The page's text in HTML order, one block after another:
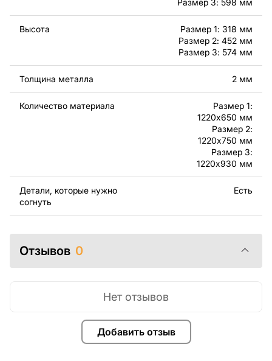
готовых изделий, изготовленных по этим чертежам.
Подчеркиваем, что перепродажа и распространение
этих оригинальных или отредактированных файлов
текст, изображение, логотип вашей компании или
нужно, чтобы мы выполнили индивидуальный чертеж
изделия из металла для вас, пожалуйста, свяжитесь
Если у вас остались вопросы или вам нужна помощь,
свяжитесь с нами в любое время, мы всегда готовы
помочь.
Размер 3: 598 мм
Высота
Размер 1: 318 мм
Размер 2: 452 мм
Размер 3: 574 мм
Толщина металла 2 мм
Количество материала
Размер 1:
1220x650 мм
Размер 2:
1220x750 мм
Размер 3:
1220x930 мм
Детали, которые нужно
согнуть
Есть
Отзывов 0
Добавить отзыв
Нет отзывов